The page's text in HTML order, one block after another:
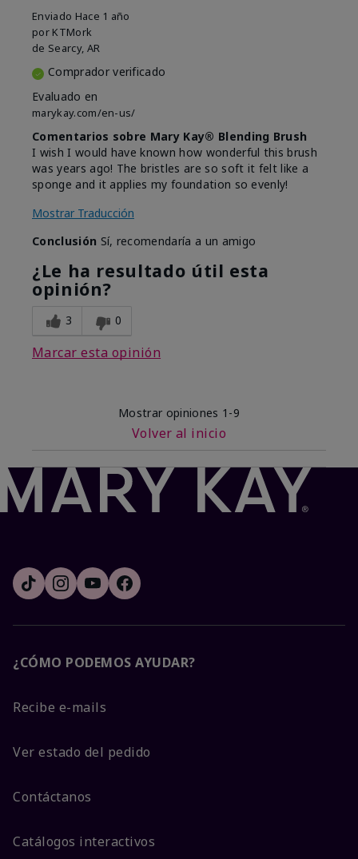
Enviado Hace 1 año
por KTMork
de Searcy, AR
Comprador verificado
Evaluado en
marykay.com/en-us/
Comentarios sobre Mary Kay® Blending Brush
I wish I would have known how wonderful this brush
was years ago! The bristles are so soft it felt like a
sponge and it applies my foundation so evenly!
Mostrar Traducción
Conclusión Sí, recomendaría a un amigo
¿Le ha resultado útil esta
opinión?
3 0
Marcar esta opinión
Mostrar opiniones 1-9
Volver al inicio
¿CÓMO PODEMOS AYUDAR?
Recibe e-mails
Ver estado del pedido
Contáctanos
Catálogos interactivos